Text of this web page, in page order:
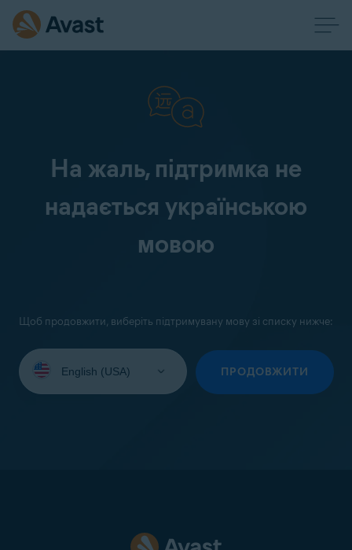
На жаль, підтримка не
надається українською
мовою
Щоб продовжити, виберіть підтримувану мову зі списку нижче:
your
ПРОДОВЖИТИ